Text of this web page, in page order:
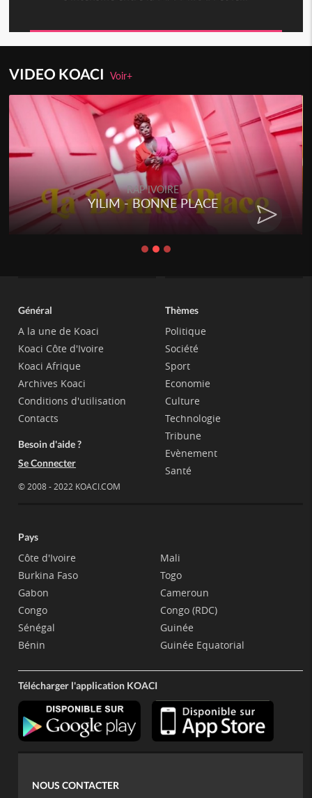
VIDEO KOACIVoir+
RAP IVOIRE
YILIM - BONNE PLACE
Général
A la une de Koaci
Koaci Côte d'Ivoire
Koaci Afrique
Archives Koaci
Conditions d'utilisation
Contacts
Besoin d'aide ?
Se Connecter
© 2008 - 2022 KOACI.COM
Thèmes
Politique
Société
Sport
Economie
Culture
Technologie
Tribune
Evènement
Santé
Pays
Côte d'Ivoire
Burkina Faso
Gabon
Congo
Sénégal
Bénin
Mali
Togo
Cameroun
Congo (RDC)
Guinée
Guinée Equatorial
Télécharger l'application KOACI
NOUS CONTACTER